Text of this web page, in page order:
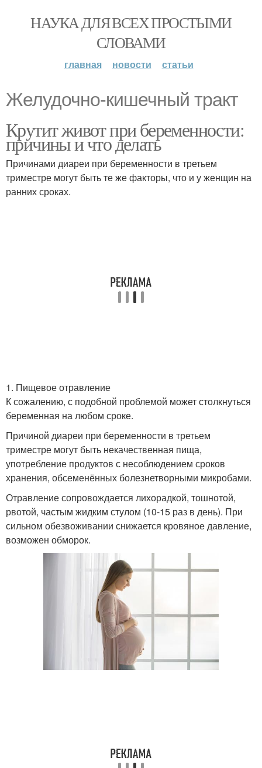
НАУКА ДЛЯ ВСЕХ ПРОСТЫМИ
СЛОВАМИ
главная новости статьи
Желудочно-кишечный тракт
Крутит живот при беременности:
причины и что делать
Причинами диареи при беременности в третьем
триместре могут быть те же факторы, что и у женщин на
ранних сроках.
1. Пищевое отравление
К сожалению, с подобной проблемой может столкнуться
беременная на любом сроке.
Причиной диареи при беременности в третьем
триместре могут быть некачественная пища,
употребление продуктов с несоблюдением сроков
хранения, обсеменённых болезнетворными микробами.
Отравление сопровождается лихорадкой, тошнотой,
рвотой, частым жидким стулом (10-15 раз в день). При
сильном обезвоживании снижается кровяное давление,
возможен обморок.